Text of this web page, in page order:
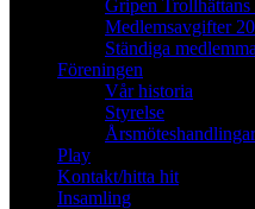
Gripen Trollhättans
Medlemsavgifter
Ständiga
Föreningen
Vår historia
Styrelse
Årsmöteshandlingar
Play
Kontakt/hitta hit
Insamling